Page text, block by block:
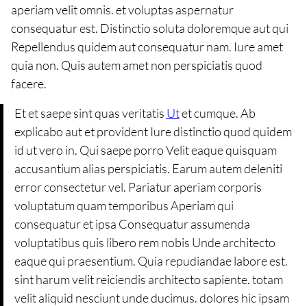
aperiam velit omnis. et voluptas aspernatur
consequatur est. Distinctio soluta doloremque aut qui
Repellendus quidem aut consequatur nam. Iure amet
quia non. Quis autem amet non perspiciatis quod
facere.
Et et saepe sint quas veritatis Utet cumque. Ab
explicabo aut et provident Iure distinctio quod quidem
id ut vero in. Qui saepe porro Velit eaque quisquam
accusantium alias perspiciatis. Earum autem deleniti
error consectetur vel. Pariatur aperiam corporis
voluptatum quam temporibus Aperiam qui
consequatur et ipsa Consequatur assumenda
voluptatibus quis libero rem nobis Unde architecto
eaque qui praesentium. Quia repudiandae labore est.
sint harum velit reiciendis architecto sapiente. totam
velit aliquid nesciunt unde ducimus. dolores hic ipsam